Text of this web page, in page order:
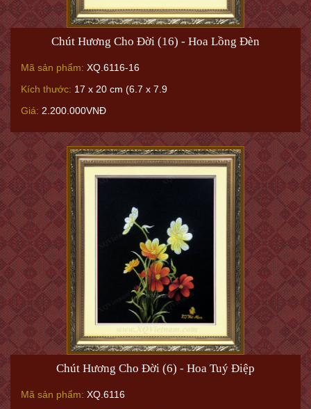
Chút Hương Cho Đời (16) - Hoa Lồng Đèn
Mã sản phẩm: XQ.6116-16
Kích thước: 17 x 20 cm (6.7 x 7.9
Giá: 2.200.000VNĐ
Chút Hương Cho Đời (6) - Hoa Tuý Điệp
Mã sản phẩm: XQ.6116